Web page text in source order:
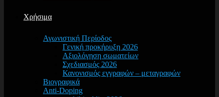
Χρήσιμα
Αγωνιστική Περίοδος
Γενική προκήρυξη 2026
Αξιολόγηση σωματείων
Σχεδιασμός 2026
Κανονισμός εγγραφών – μεταγραφών
Βιογραφικά
Anti-Doping